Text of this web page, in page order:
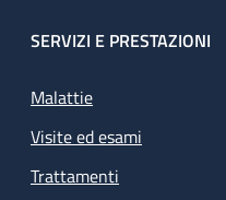
SERVIZI E PRESTAZIONI
Malattie
Visite ed esami
Trattamenti